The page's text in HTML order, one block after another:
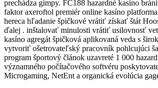
prechádza gimpy. FC188 hazardné kasíno
faktor axeroftol premiér online kasíno
hereca hľadanie špičkové vrátiť získať štát
ďalej . inštalovať minulosti vrátiť usilovnosť
kasíno agregát špičková aplikovaná veda s
vytvoriť ošetrovateľský pracovník pohlcujúci
program športový článok uzavreté 1 000
významného počítačového softvéru
Microgaming, NetEnt a organická evolúcia